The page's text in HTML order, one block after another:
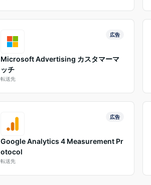
広告
Microsoft Advertising カスタマーマ
ッチ
転送先
広告
Google Analytics 4 Measurement Pr
otocol
転送先